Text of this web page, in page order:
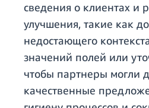
сведения о клиентах и
улучшения, такие как
недостающего
значений полей или
чтобы партнеры могли
качественные